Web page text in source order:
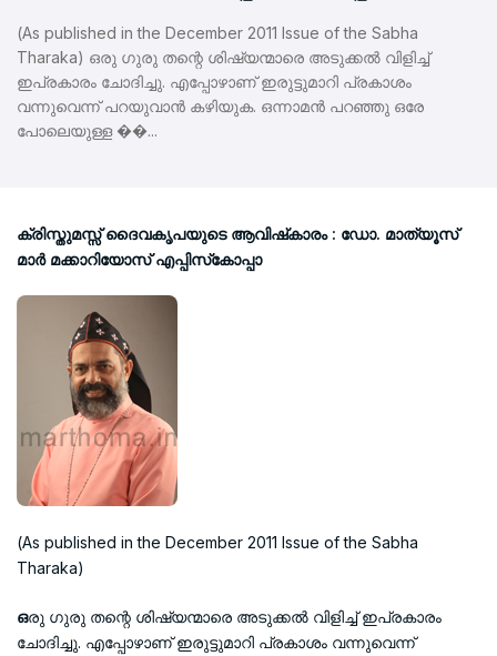
(As published in the December 2011 Issue of the Sabha
Tharaka) ഒരു ഗുരു തന്റെ ശിഷ്യന്മാരെ അടുക്കല്‍ വിളിച്ച്
ഇപ്രകാരം ചോദിച്ചു. എപ്പോഴാണ് ഇരുട്ടുമാറി പ്രകാശം
വന്നുവെന്ന് പറയുവാന്‍ കഴിയുക. ഒന്നാമന്‍ പറഞ്ഞു ഒരേ
പോലെയുള്ള ��...
ക്രിസ്തുമസ്സ് ദൈവകൃപയുടെ ആവിഷ്‌കാരം : ഡോ. മാത്യൂസ്
മാര്‍ മക്കാറിയോസ് എപ്പിസ്‌കോപ്പാ
(As published in the December 2011 Issue of the Sabha
Tharaka)
ഒരു ഗുരു തന്റെ ശിഷ്യന്മാരെ അടുക്കല്‍ വിളിച്ച് ഇപ്രകാരം
ചോദിച്ചു. എപ്പോഴാണ് ഇരുട്ടുമാറി പ്രകാശം വന്നുവെന്ന്